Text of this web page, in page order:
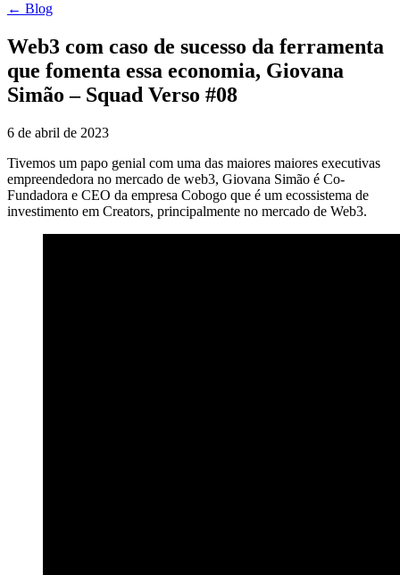
← Blog
Web3 com caso de sucesso da ferramenta
que fomenta essa economia, Giovana
Simão – Squad Verso #08
6 de abril de 2023
Tivemos um papo genial com uma das maiores maiores executivas
empreendedora no mercado de web3, Giovana Simão é Co-
Fundadora e CEO da empresa Cobogo que é um ecossistema de
investimento em Creators, principalmente no mercado de Web3.